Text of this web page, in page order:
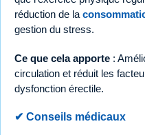
réduction de la
gestion du stress.
Ce que cela apporte :
circulation et réduit les
dysfonction érectile.
✔ Conseils médicaux